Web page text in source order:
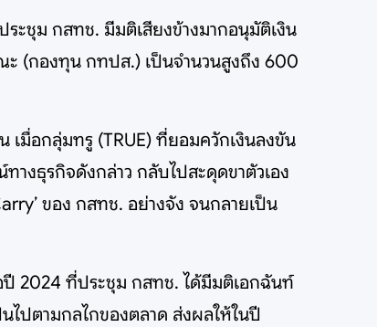
ะชุม กสทช. มีมติเสียงข้างมากอนุมัติเงิน
ะ (กองทุน กทปส.) เป็นจำนวนสูงถึง 600
มื่อกลุ่มทรู (TRUE) ที่ยอมควักเงินลงขัน
างธุรกิจดังกล่าว กลับไปสะดุดขาตัวเอง
ของ กสทช. อย่างจัง จนกลายเป็น
ปี 2024 ที่ประชุม กสทช. ได้มีมติเอกฉันท์
ไปตามกลไกของตลาด ส่งผลให้ในปี